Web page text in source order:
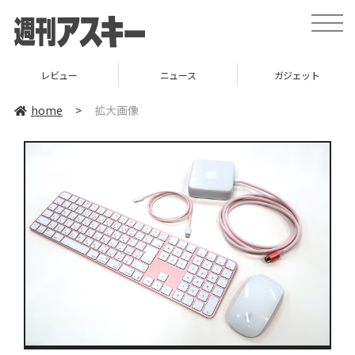
toggle
レビュー ニュース ガジェット
home > 拡大画像